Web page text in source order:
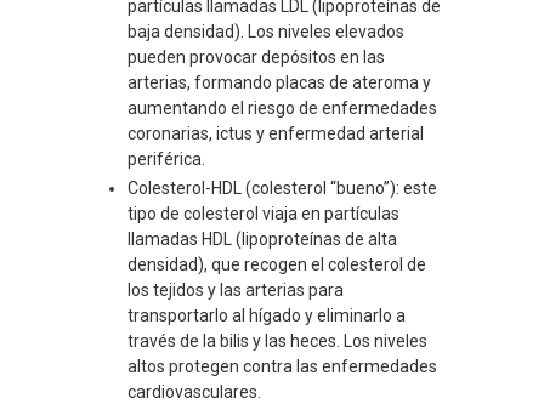
partículas llamadas LDL (lipoproteínas de
baja densidad). Los niveles elevados
pueden provocar depósitos en las
arterias, formando placas de ateroma y
aumentando el riesgo de enfermedades
coronarias, ictus y enfermedad arterial
periférica.
Colesterol-HDL (colesterol “bueno”): este
tipo de colesterol viaja en partículas
llamadas HDL (lipoproteínas de alta
densidad), que recogen el colesterol de
los tejidos y las arterias para
transportarlo al hígado y eliminarlo a
través de la bilis y las heces. Los niveles
altos protegen contra las enfermedades
cardiovasculares.